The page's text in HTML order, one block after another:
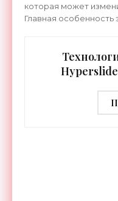
которая может
Главная особенность